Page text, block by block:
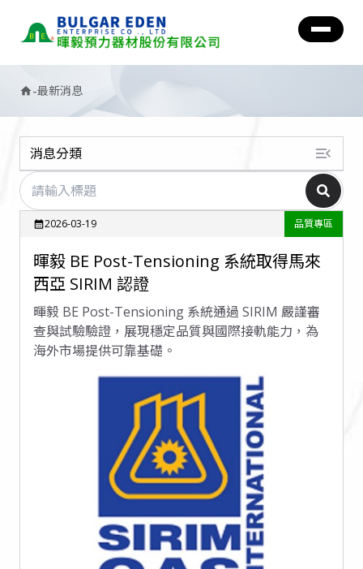
home-最新消息
消息分類 menu_open
calendar_month2026-03-19 品質專區
暉毅 BE Post-Tensioning 系統取得馬來
西亞 SIRIM 認證
暉毅 BE Post-Tensioning 系統通過 SIRIM 嚴謹審
查與試驗驗證，展現穩定品質與國際接軌能力，為
海外市場提供可靠基礎。